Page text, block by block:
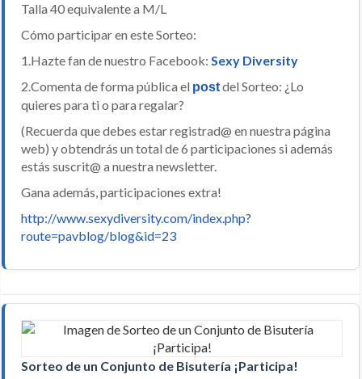
Talla 40 equivalente a M/L
Cómo participar en este Sorteo:
1.Hazte fan de nuestro Facebook: Sexy Diversity
2.Comenta de forma pública el postdel Sorteo: ¿Lo
quieres para ti o para regalar?
(Recuerda que debes estar registrad@ en nuestra página
web) y obtendrás un total de 6 participaciones si además
estás suscrit@ a nuestra newsletter.
Gana además, participaciones extra!
http://www.sexydiversity.com/index.php?
route=pavblog/blog&id=23
Sorteo de un Conjunto de Bisutería ¡Participa!